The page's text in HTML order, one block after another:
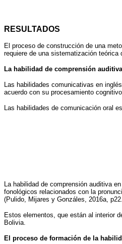
RESULTADOS
El proceso de construcción de una
requiere de una sistematización
La habilidad de comprensión
Las habilidades comunicativas en
acuerdo con su procesamiento
Las habilidades de comunicación oral
La habilidad de comprensión auditiva
fonológicos relacionados con la
(Pulido, Mijares y Gonzáles, 2016a,
Estos elementos, que están al interior
Bolivia.
El proceso de formación de la